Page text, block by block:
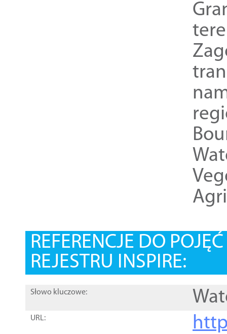
REFERENCJE DO
REJESTRU INSPIRE:
Słowo kluczowe:
URL: